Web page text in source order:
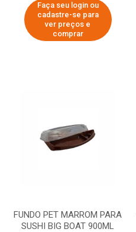
Faça seu login ou
cadastre-se para
ver preços e
comprar
FUNDO PET MARROM PARA
SUSHI BIG BOAT 900ML